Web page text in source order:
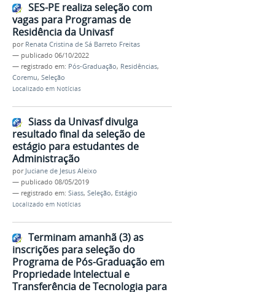
SES-PE realiza seleção com
vagas para Programas de
Residência da Univasf
por Renata Cristina de Sá Barreto Freitas
— publicado 06/10/2022
— registrado em: Pós-Graduação, Residências,
Coremu, Seleção
Localizado em Notícias
Siass da Univasf divulga
resultado final da seleção de
estágio para estudantes de
Administração
por Juciane de Jesus Aleixo
— publicado 08/05/2019
— registrado em: Siass, Seleção, Estágio
Localizado em Notícias
Terminam amanhã (3) as
inscrições para seleção do
Programa de Pós-Graduação em
Propriedade Intelectual e
Transferência de Tecnologia para